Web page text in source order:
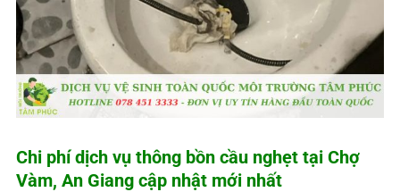
Chi phí dịch vụ thông bồn cầu nghẹt tại Chợ
Vàm, An Giang cập nhật mới nhất